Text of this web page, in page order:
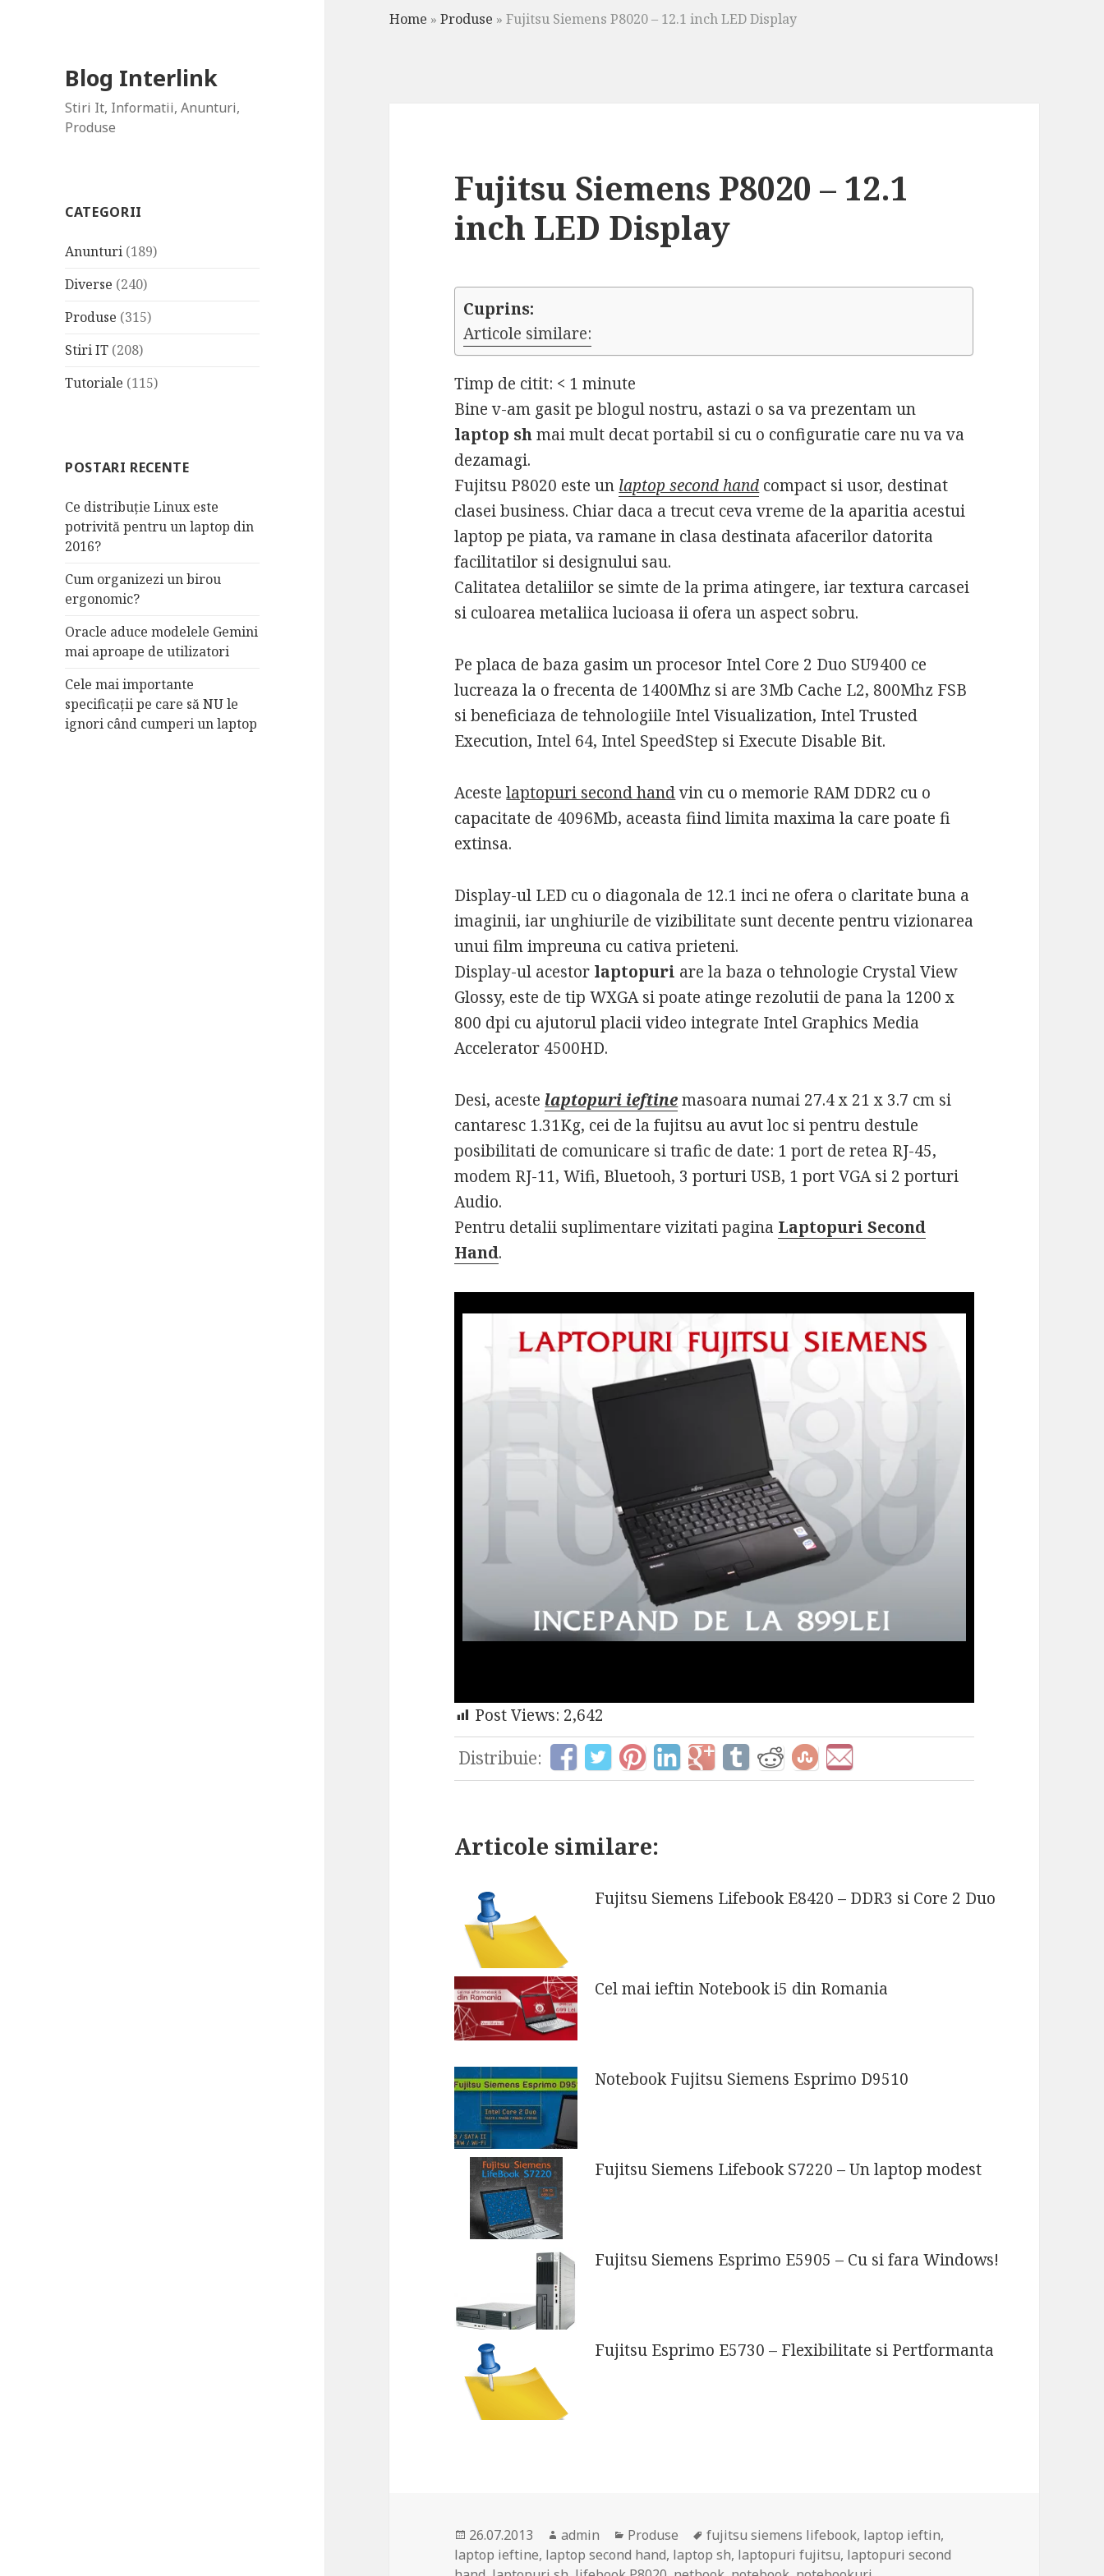
Blog Interlink
Stiri It, Informatii, Anunturi,
Produse
CATEGORII
Anunturi (189)
Diverse (240)
Produse (315)
Stiri IT (208)
Tutoriale (115)
POSTARI RECENTE
Ce distribuție Linux este
potrivită pentru un laptop din
2016?
Cum organizezi un birou
ergonomic?
Oracle aduce modelele Gemini
mai aproape de utilizatori
Cele mai importante
specificații pe care să NU le
ignori când cumperi un laptop
Home »Produse »Fujitsu Siemens P8020 – 12.1 inch LED Display
Fujitsu Siemens P8020 – 12.1
inch LED Display
Cuprins:
Articole similare:
Timp de citit: < 1 minute
Bine v-am gasit pe blogul nostru, astazi o sa va prezentam un
laptop shmai mult decat portabil si cu o configuratie care nu va va
dezamagi.
Fujitsu P8020 este un laptop second hand compact si usor, destinat
clasei business. Chiar daca a trecut ceva vreme de la aparitia acestui
laptop pe piata, va ramane in clasa destinata afacerilor datorita
facilitatilor si designului sau.
Calitatea detaliilor se simte de la prima atingere, iar textura carcasei
si culoarea metaliica lucioasa ii ofera un aspect sobru.
Pe placa de baza gasim un procesor Intel Core 2 Duo SU9400 ce
lucreaza la o frecenta de 1400Mhz si are 3Mb Cache L2, 800Mhz FSB
si beneficiaza de tehnologiile Intel Visualization, Intel Trusted
Execution, Intel 64, Intel SpeedStep si Execute Disable Bit.
Acestelaptopuri second handvin cu o memorie RAM DDR2 cu o
capacitate de 4096Mb, aceasta fiind limita maxima la care poate fi
extinsa.
Display-ul LED cu o diagonala de 12.1 inci ne ofera o claritate buna a
imaginii, iar unghiurile de vizibilitate sunt decente pentru vizionarea
unui film impreuna cu cativa prieteni.
Display-ul acestor laptopuri are la baza o tehnologie Crystal View
Glossy, este de tip WXGA si poate atinge rezolutii de pana la 1200 x
800 dpi cu ajutorul placii video integrate Intel Graphics Media
Accelerator 4500HD.
Desi, aceste laptopuri ieftinemasoara numai 27.4 x 21 x 3.7 cm si
cantaresc 1.31Kg, cei de la fujitsu au avut loc si pentru destule
posibilitati de comunicare si trafic de date: 1 port de retea RJ-45,
modem RJ-11, Wifi, Bluetooh, 3 porturi USB, 1 port VGA si 2 porturi
Audio.
Pentru detalii suplimentare vizitati pagina Laptopuri Second
Hand.
Post Views: 2,642
Distribuie:
Articole similare:
Fujitsu Siemens Lifebook E8420 – DDR3 si Core 2 Duo
Cel mai ieftin Notebook i5 din Romania
Notebook Fujitsu Siemens Esprimo D9510
Fujitsu Siemens Lifebook S7220 – Un laptop modest
Fujitsu Siemens Esprimo E5905 – Cu si fara Windows!
Fujitsu Esprimo E5730 – Flexibilitate si Pertformanta
Posted
on
26.07.2013 Author
admin Categories
Produse Tags
fujitsu siemens lifebook, laptop ieftin,
laptop ieftine, laptop second hand, laptop sh, laptopuri fujitsu, laptopuri second